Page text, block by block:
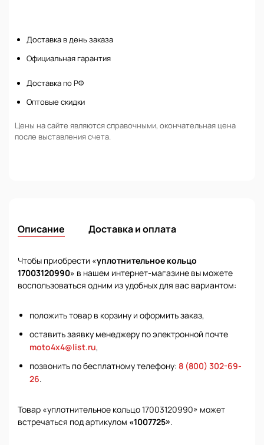
Доставка в день заказа
Официальная гарантия
Доставка по РФ
Оптовые скидки
Цены на сайте являются справочными, окончательная цена
после выставления счета.
Описание Доставка и оплата
Чтобы приобрести «уплотнительное кольцо
17003120990» в нашем интернет-магазине вы можете
воспользоваться одним из удобных для вас вариантом:
положить товар в корзину и оформить заказ,
оставить заявку менеджеру по электронной почте
moto4x4@list.ru,
позвонить по бесплатному телефону: 8 (800) 302-69-
26.
Товар «уплотнительное кольцо 17003120990» может
встречаться под артикулом «1007725».